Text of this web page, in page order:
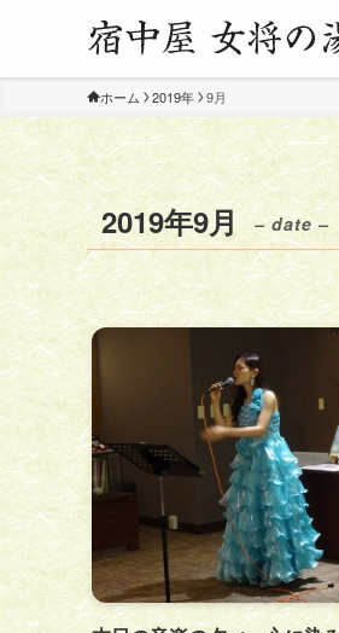
ホーム 2019年 9月
2019年9月 – date –